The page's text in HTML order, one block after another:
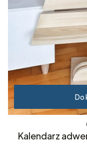
Do
Kalendarz